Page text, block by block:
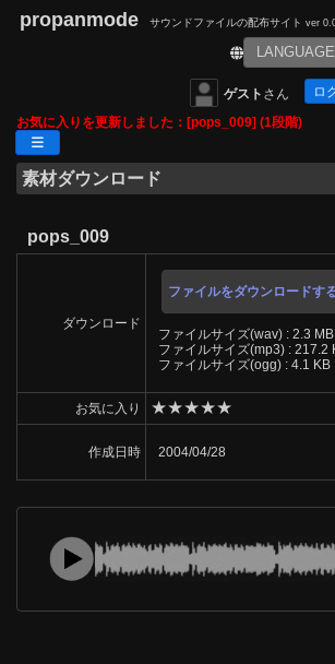
propanmode サウンドファイルの配布サイト ver
ゲスト さん ロ
お気に入りを更新しました：[pops_009] (1段階)
素材ダウンロード
pops_009
ダウンロード
ファイルをダウンロードす
ファイルサイズ(wav) : 2.3 MB
ファイルサイズ(mp3) : 217.2
ファイルサイズ(ogg) : 4.1 KB
お気に入り ★★★★★
作成日時 2004/04/28